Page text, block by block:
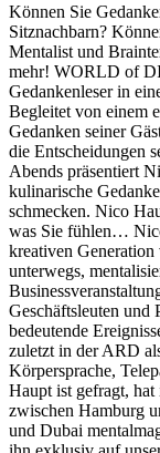
Können Sie
Sitznachbarn?
Mentalist und
mehr! WORLD of
Gedankenleser in
Begleitet von einem
Gedanken seiner
die Entscheidungen
Abends präsentiert
kulinarische
schmecken. Nico
was Sie fühlen…
kreativen
unterwegs,
Geschäftsleuten und
bedeutende
zuletzt in der ARD
Körpersprache,
Haupt ist gefragt, hat
zwischen Hamburg
und Dubai